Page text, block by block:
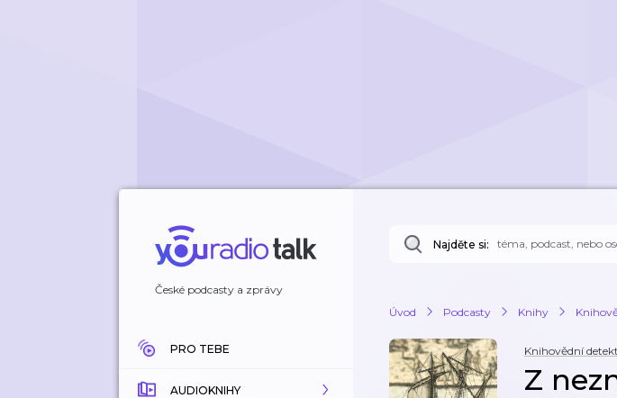
České podcasty a zprávy
PRO TEBE
AUDIOKNIHY
Najděte si:
Úvod Podcasty Knihy
Knihovědní
Z